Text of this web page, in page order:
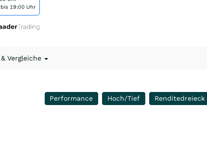
19:00 Uhr
& Vergleiche
Performance Hoch/Tief Renditedreieck